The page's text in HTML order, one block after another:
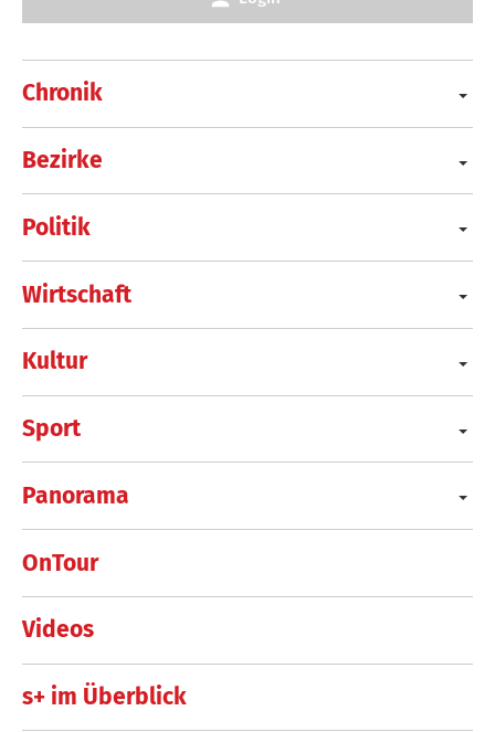
Chronik
Bezirke
Politik
Wirtschaft
Kultur
Sport
Panorama
OnTour
Videos
s+ im Überblick